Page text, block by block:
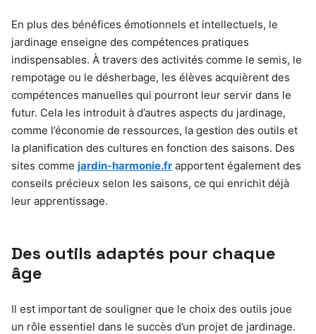
En plus des bénéfices émotionnels et intellectuels, le
jardinage enseigne des compétences pratiques
indispensables. À travers des activités comme le semis, le
rempotage ou le désherbage, les élèves acquièrent des
compétences manuelles qui pourront leur servir dans le
futur. Cela les introduit à d’autres aspects du jardinage,
comme l’économie de ressources, la gestion des outils et
la planification des cultures en fonction des saisons. Des
sites comme jardin-harmonie.fr apportent également des
conseils précieux selon les saisons, ce qui enrichit déjà
leur apprentissage.
Des outils adaptés pour chaque
âge
Il est important de souligner que le choix des outils joue
un rôle essentiel dans le succès d’un projet de jardinage.